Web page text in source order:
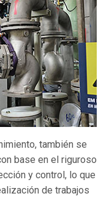
también se
base en el riguroso
y control, lo que
de trabajos